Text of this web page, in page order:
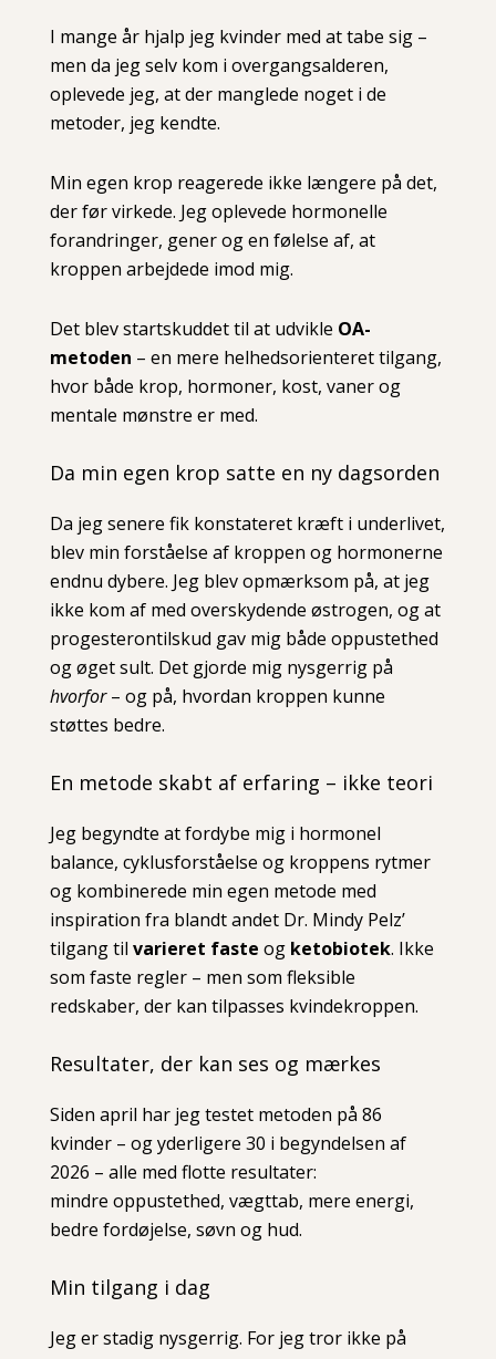
I mange år hjalp jeg kvinder med at tabe sig –
men da jeg selv kom i overgangsalderen,
oplevede jeg, at der manglede noget i de
metoder, jeg kendte.
Min egen krop reagerede ikke længere på det,
der før virkede. Jeg oplevede hormonelle
forandringer, gener og en følelse af, at
kroppen arbejdede imod mig.
Det blev startskuddet til at udvikle OA-
metoden – en mere helhedsorienteret tilgang,
hvor både krop, hormoner, kost, vaner og
mentale mønstre er med.
Da min egen krop satte en ny dagsorden
Da jeg senere fik konstateret kræft i underlivet,
blev min forståelse af kroppen og hormonerne
endnu dybere. Jeg blev opmærksom på, at jeg
ikke kom af med overskydende østrogen, og at
progesterontilskud gav mig både oppustethed
og øget sult. Det gjorde mig nysgerrig på
hvorfor– og på, hvordan kroppen kunne
støttes bedre.
En metode skabt af erfaring – ikke teori
Jeg begyndte at fordybe mig i hormonel
balance, cyklusforståelse og kroppens rytmer
og kombinerede min egen metode med
inspiration fra blandt andet Dr. Mindy Pelz’
tilgang til varieret faste og ketobiotek. Ikke
som faste regler – men som fleksible
redskaber, der kan tilpasses kvindekroppen.
Resultater, der kan ses og mærkes
Siden april har jeg testet metoden på 86
kvinder – og yderligere 30 i begyndelsen af
2026 – alle med flotte resultater:
mindre oppustethed, vægttab, mere energi,
bedre fordøjelse, søvn og hud.
Min tilgang i dag
Jeg er stadig nysgerrig. For jeg tror ikke på